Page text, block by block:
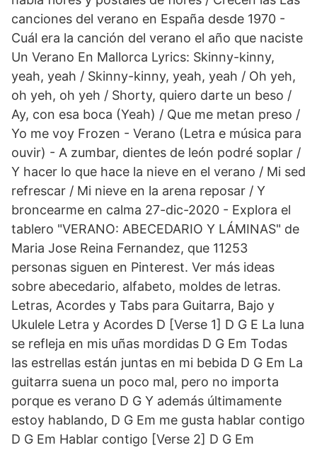
canciones del verano en España desde 1970 -
Cuál era la canción del verano el año que naciste
Un Verano En Mallorca Lyrics: Skinny-kinny,
yeah, yeah / Skinny-kinny, yeah, yeah / Oh yeh,
oh yeh, oh yeh / Shorty, quiero darte un beso /
Ay, con esa boca (Yeah) / Que me metan preso /
Yo me voy Frozen - Verano (Letra e música para
ouvir) - A zumbar, dientes de león podré soplar /
Y hacer lo que hace la nieve en el verano / Mi sed
refrescar / Mi nieve en la arena reposar / Y
broncearme en calma 27-dic-2020 - Explora el
tablero "VERANO: ABECEDARIO Y LÁMINAS" de
Maria Jose Reina Fernandez, que 11253
personas siguen en Pinterest. Ver más ideas
sobre abecedario, alfabeto, moldes de letras.
Letras, Acordes y Tabs para Guitarra, Bajo y
Ukulele Letra y Acordes D [Verse 1] D G E La luna
se refleja en mis uñas mordidas D G Em Todas
las estrellas están juntas en mi bebida D G Em La
guitarra suena un poco mal, pero no importa
porque es verano D G Y además últimamente
estoy hablando, D G Em me gusta hablar contigo
D G Em Hablar contigo [Verse 2] D G Em